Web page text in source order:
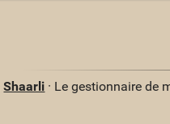
Shaarli · Le gestionnaire de